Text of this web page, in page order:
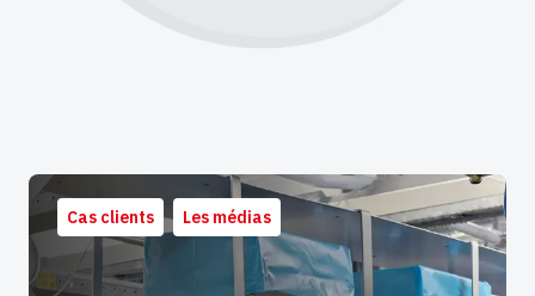
Cas clients Les médias